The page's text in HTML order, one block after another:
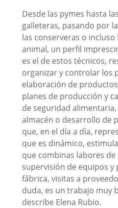
Desde las pymes hasta
galleteras, pasando por
las conserveras o
animal, un perfil
es el de estos técnicos,
organizar y controlar los
elaboración de
planes de producción y
de seguridad
almacén o desarrollo de
que, en el día a día,
que es dinámico,
que combinas labores de
supervisión de equipos y
fábrica, visitas a
duda, es un trabajo muy
describe Elena Rubio.